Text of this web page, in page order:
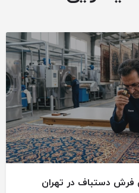
فرش دستباف در تهران